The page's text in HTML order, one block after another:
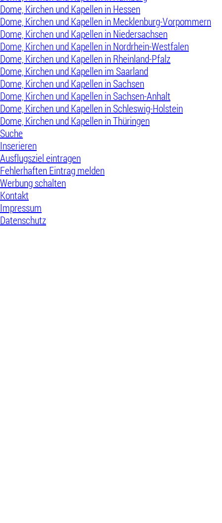
Dome, Kirchen und Kapellen in Hessen
Dome, Kirchen und Kapellen in Mecklenburg-Vorpommern
Dome, Kirchen und Kapellen in Niedersachsen
Dome, Kirchen und Kapellen in Nordrhein-Westfalen
Dome, Kirchen und Kapellen in Rheinland-Pfalz
Dome, Kirchen und Kapellen im Saarland
Dome, Kirchen und Kapellen in Sachsen
Dome, Kirchen und Kapellen in Sachsen-Anhalt
Dome, Kirchen und Kapellen in Schleswig-Holstein
Dome, Kirchen und Kapellen in Thüringen
Suche
Inserieren
Ausflugsziel eintragen
Fehlerhaften Eintrag melden
Werbung schalten
Kontakt
Impressum
Datenschutz